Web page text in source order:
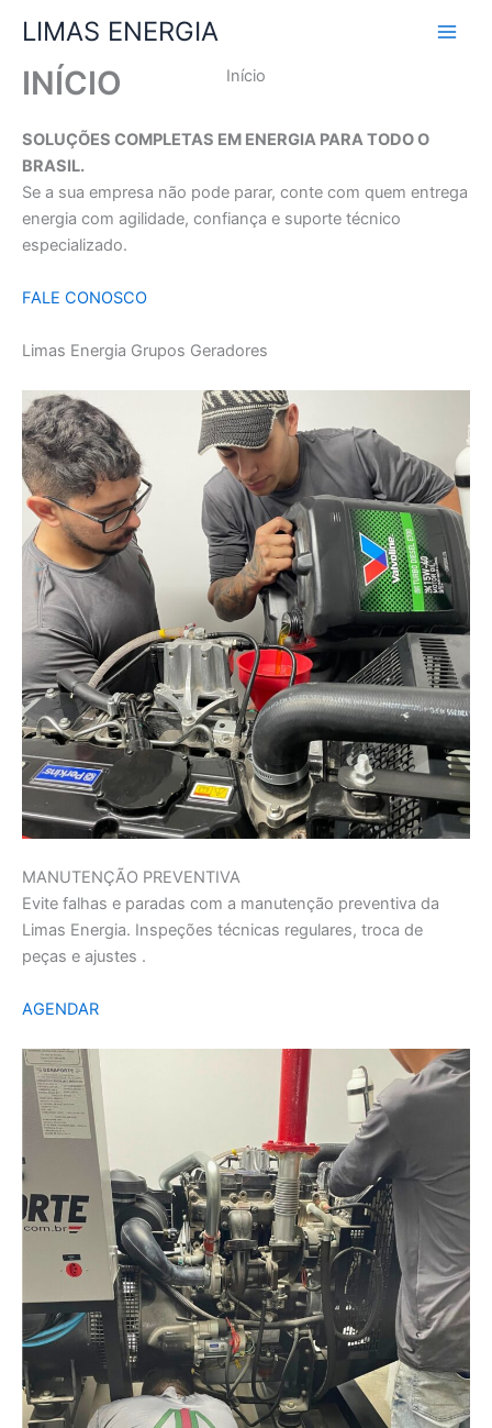
para
conteúdo
LIMAS ENERGIA
Início
INÍCIO
SOLUÇÕES COMPLETAS EM ENERGIA PARA TODO O
BRASIL.
Se a sua empresa não pode parar, conte com quem entrega
energia com agilidade, confiança e suporte técnico
especializado.
FALE CONOSCO
Limas Energia Grupos Geradores
MANUTENÇÃO PREVENTIVA
Evite falhas e paradas com a manutenção preventiva da
Limas Energia. Inspeções técnicas regulares, troca de
peças e ajustes .
AGENDAR